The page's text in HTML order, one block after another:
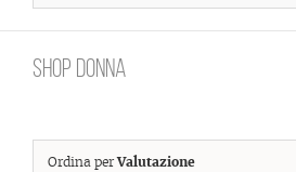
Shop donna
Ordina perValutazione